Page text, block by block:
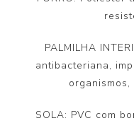
PALMILHA
antibacteriana,
SOLA: PVC com